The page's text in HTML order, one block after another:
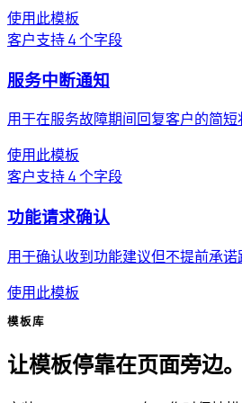
使用此模板
客户支持4 个字段
服务中断通知
用于在服务故障期间回复客户的简短
使用此模板
客户支持4 个字段
功能请求确认
用于确认收到功能建议但不提前承诺
使用此模板
模板库
让模板停靠在页面旁边。